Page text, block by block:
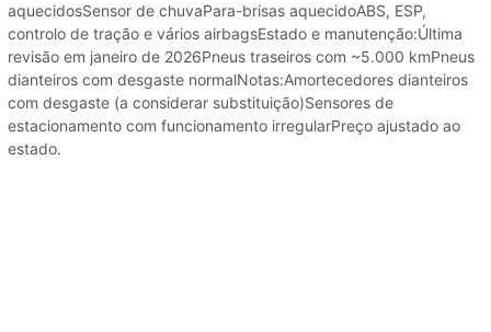
aquecidosSensor de chuvaPara-brisas aquecidoABS, ESP,
controlo de tração e vários airbagsEstado e manutenção:Última
revisão em janeiro de 2026Pneus traseiros com ~5.000 kmPneus
dianteiros com desgaste normalNotas:Amortecedores dianteiros
com desgaste (a considerar substituição)Sensores de
estacionamento com funcionamento irregularPreço ajustado ao
estado.